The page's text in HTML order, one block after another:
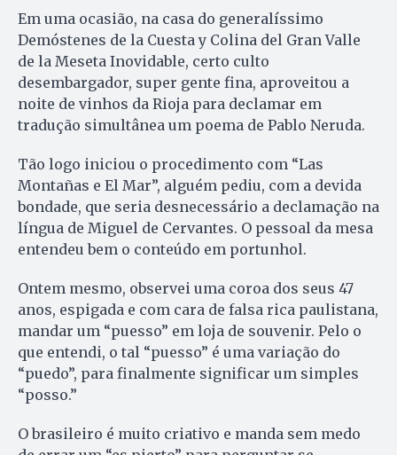
Em uma ocasião, na casa do generalíssimo
Demóstenes de la Cuesta y Colina del Gran Valle
de la Meseta Inovidable, certo culto
desembargador, super gente fina, aproveitou a
noite de vinhos da Rioja para declamar em
tradução simultânea um poema de Pablo Neruda.
Tão logo iniciou o procedimento com “Las
Montañas e El Mar”, alguém pediu, com a devida
bondade, que seria desnecessário a declamação na
língua de Miguel de Cervantes. O pessoal da mesa
entendeu bem o conteúdo em portunhol.
Ontem mesmo, observei uma coroa dos seus 47
anos, espigada e com cara de falsa rica paulistana,
mandar um “puesso” em loja de souvenir. Pelo o
que entendi, o tal “puesso” é uma variação do
“puedo”, para finalmente significar um simples
“posso.”
O brasileiro é muito criativo e manda sem medo